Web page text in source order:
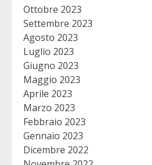
Ottobre 2023
Settembre 2023
Agosto 2023
Luglio 2023
Giugno 2023
Maggio 2023
Aprile 2023
Marzo 2023
Febbraio 2023
Gennaio 2023
Dicembre 2022